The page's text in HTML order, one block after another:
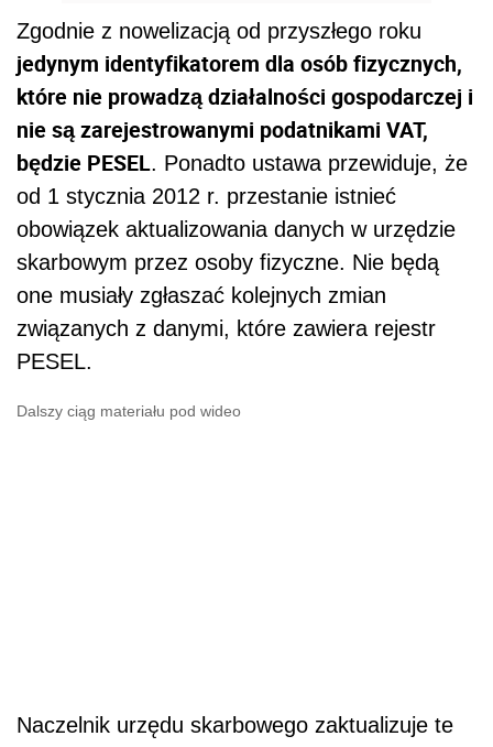
Zgodnie z nowelizacją od przyszłego roku
jedynym identyfikatorem dla osób fizycznych,
które nie prowadzą działalności gospodarczej i
nie są zarejestrowanymi podatnikami VAT,
będzie PESEL. Ponadto ustawa przewiduje, że
od 1 stycznia 2012 r. przestanie istnieć
obowiązek aktualizowania danych w urzędzie
skarbowym przez osoby fizyczne. Nie będą
one musiały zgłaszać kolejnych zmian
związanych z danymi, które zawiera rejestr
PESEL.
Dalszy ciąg materiału pod wideo
Naczelnik urzędu skarbowego zaktualizuje te